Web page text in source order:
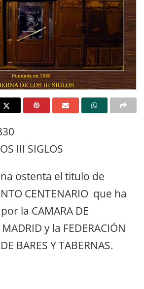
III SIGLOS
ostenta el titulo de
CENTENARIO que ha
la CAMARA DE
y la FEDERACIÓN
BARES Y TABERNAS.